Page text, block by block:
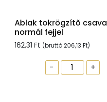
Ablak tokrögzítõ
normál fejjel
162,31 Ft (bruttó206,13 Ft)
-
Ablak
tokrögzítõ
+